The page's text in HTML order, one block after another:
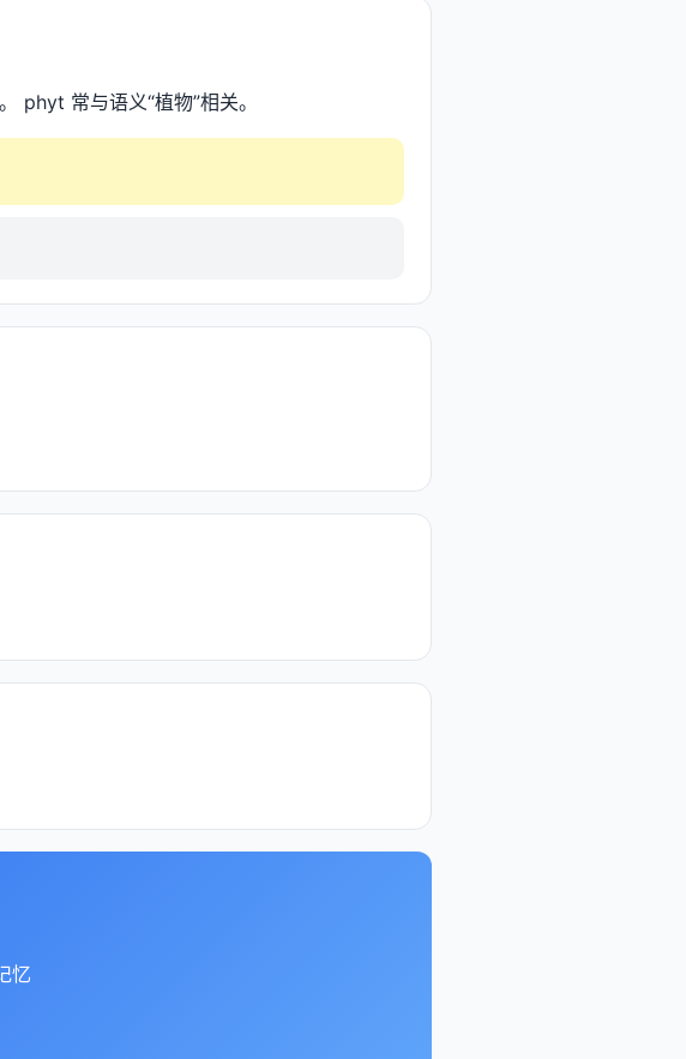
phyt 常与语义“植物”相关。
忆